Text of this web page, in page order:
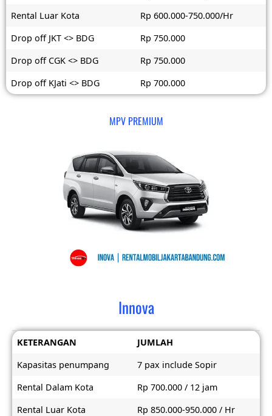
Rental Luar Kota
Rp 600.000-750.000/Hr
Drop off JKT <> BDG
Rp 750.000
Drop off CGK <> BDG
Rp 750.000
Drop off KJati <> BDG
Rp 700.000
MPV PREMIUM
Innova
KETERANGAN
JUMLAH
Kapasitas penumpang
7 pax include Sopir
Rental Dalam Kota
Rp 700.000 / 12 jam
Rental Luar Kota
Rp 850.000-950.000 / Hr